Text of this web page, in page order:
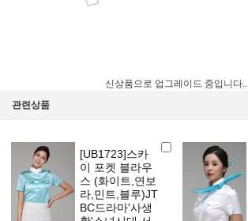
신상품으로 업그레이드 중입니다..
관련상품
[UB1723]스카
이 포켓 블라우
스 (화이트,연보
라,민트,블루)JT
BC드라마'사생